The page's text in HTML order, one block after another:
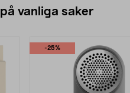
vanliga saker
-25%